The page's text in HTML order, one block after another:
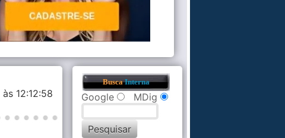
às 12:12:58
BuscaInterna
Google MDig